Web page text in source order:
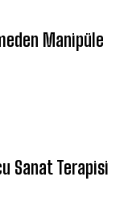
Manipüle
Sanat Terapisi